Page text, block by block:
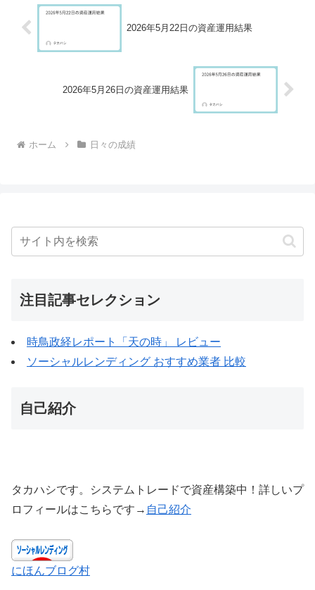
2026年5月22日の資産運用結果
2026年5月26日の資産運用結果
ホーム 日々の成績
注目記事セレクション
時鳥政経レポート「天の時」 レビュー
ソーシャルレンディング おすすめ業者 比較
自己紹介
タカハシです。システムトレードで資産構築中！詳しいプ
ロフィールはこちらです→ 自己紹介
にほんブログ村